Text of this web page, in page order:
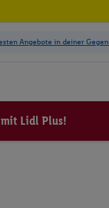
mit Lidl Plus!